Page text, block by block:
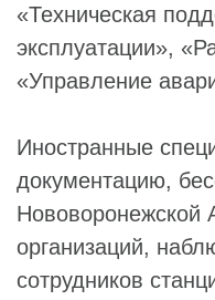
«Техническая
эксплуатации»,
«Управление
Иностранные
документацию,
организаций,
сотрудников